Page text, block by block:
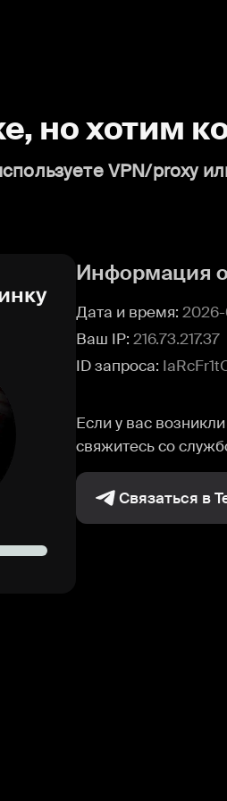
но хотим
VPN/proxy
Информация
Дата и время:
Ваш IP: 216.73.217.37
ID запроса:
Если у вас
свяжитесь со
Связаться в